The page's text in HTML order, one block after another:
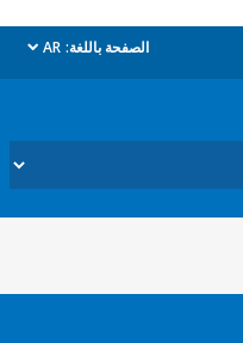
الصفحة باللغة: AR
dropdown